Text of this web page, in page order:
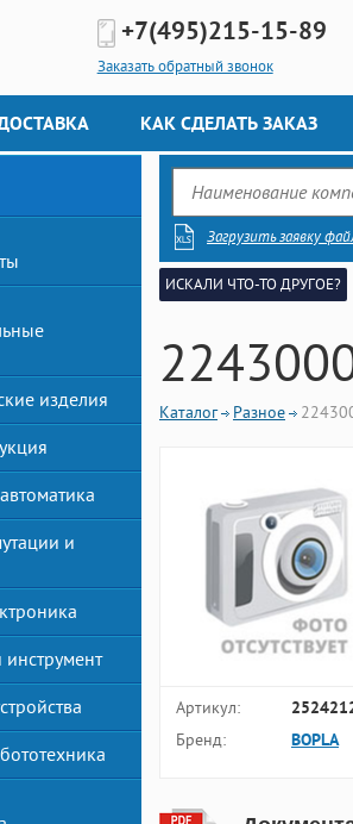
+7(495)215-15-89
Заказать обратный звонок
КАК СДЕЛАТЬ ЗАКАЗ
изделия
и
Загрузить заявку
ИСКАЛИ ЧТО-ТО ДРУГОЕ?
Каталог Разное
Артикул:
Бренд: BOPLA